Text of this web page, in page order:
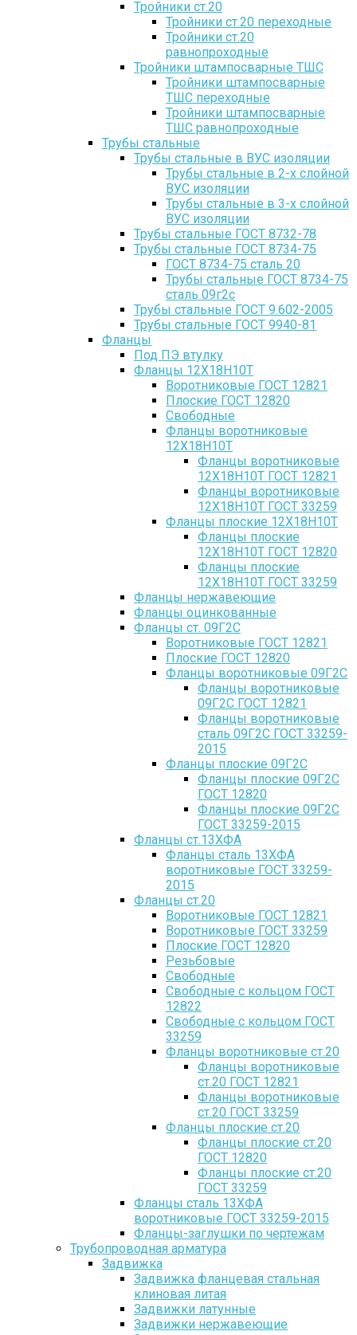
Тройники ст.20
Тройники ст.20 переходные
Тройники ст.20
равнопроходные
Тройники штампосварные ТШС
Тройники штампосварные
ТШС переходные
Тройники штампосварные
ТШС равнопроходные
Трубы стальные
Трубы стальные в ВУС изоляции
Трубы стальные в 2-х слойной
ВУС изоляции
Трубы стальные в 3-х слойной
ВУС изоляции
Трубы стальные ГОСТ 8732-78
Трубы стальные ГОСТ 8734-75
ГОСТ 8734-75 сталь 20
Трубы стальные ГОСТ 8734-75
сталь 09г2с
Трубы стальные ГОСТ 9.602-2005
Трубы стальные ГОСТ 9940-81
Фланцы
Под ПЭ втулку
Фланцы 12Х18Н10Т
Воротниковые ГОСТ 12821
Плоские ГОСТ 12820
Свободные
Фланцы воротниковые
12Х18Н10Т
Фланцы воротниковые
12Х18Н10Т ГОСТ 12821
Фланцы воротниковые
12Х18Н10Т ГОСТ 33259
Фланцы плоские 12Х18Н10Т
Фланцы плоские
12Х18Н10Т ГОСТ 12820
Фланцы плоские
12Х18Н10Т ГОСТ 33259
Фланцы нержавеющие
Фланцы оцинкованные
Фланцы ст. 09Г2С
Воротниковые ГОСТ 12821
Плоские ГОСТ 12820
Фланцы воротниковые 09Г2С
Фланцы воротниковые
09Г2С ГОСТ 12821
Фланцы воротниковые
сталь 09Г2С ГОСТ 33259-
2015
Фланцы плоские 09Г2С
Фланцы плоские 09Г2С
ГОСТ 12820
Фланцы плоские 09Г2С
ГОСТ 33259-2015
Фланцы ст.13ХФА
Фланцы сталь 13ХФА
воротниковые ГОСТ 33259-
2015
Фланцы ст.20
Воротниковые ГОСТ 12821
Воротниковые ГОСТ 33259
Плоские ГОСТ 12820
Резьбовые
Свободные
Свободные с кольцом ГОСТ
12822
Свободные с кольцом ГОСТ
33259
Фланцы воротниковые ст.20
Фланцы воротниковые
ст.20 ГОСТ 12821
Фланцы воротниковые
ст.20 ГОСТ 33259
Фланцы плоские ст.20
Фланцы плоские ст.20
ГОСТ 12820
Фланцы плоские ст.20
ГОСТ 33259
Фланцы сталь 13ХФА
воротниковые ГОСТ 33259-2015
Фланцы-заглушки по чертежам
Трубопроводная арматура
Задвижка
Задвижка фланцевая стальная
клиновая литая
Задвижки латунные
Задвижки нержавеющие